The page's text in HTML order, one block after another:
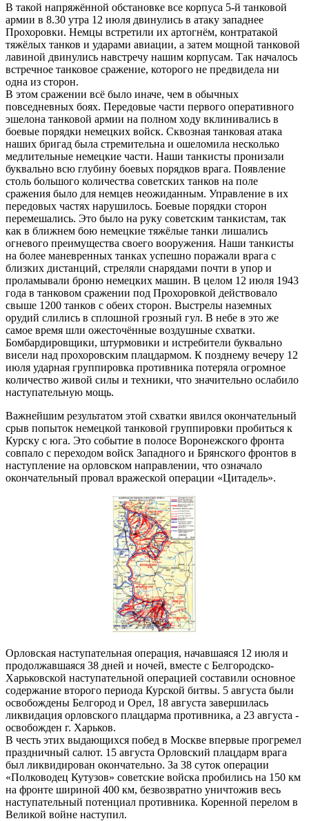
В такой напряжённой обстановке все корпуса 5-й танковой
армии в 8.30 утра 12 июля двинулись в атаку западнее
Прохоровки. Немцы встретили их артогнём, контратакой
тяжёлых танков и ударами авиации, а затем мощной танковой
лавиной двинулись навстречу нашим корпусам. Так началось
встречное танковое сражение, которого не предвидела ни
одна из сторон.
В этом сражении всё было иначе, чем в обычных
повседневных боях. Передовые части первого оперативного
эшелона танковой армии на полном ходу вклинивались в
боевые порядки немецких войск. Сквозная танковая атака
наших бригад была стремительна и ошеломила несколько
медлительные немецкие части. Наши танкисты пронизали
буквально всю глубину боевых порядков врага. Появление
столь большого количества советских танков на поле
сражения было для немцев неожиданным. Управление в их
передовых частях нарушилось. Боевые порядки сторон
перемешались. Это было на руку советским танкистам, так
как в ближнем бою немецкие тяжёлые танки лишались
огневого преимущества своего вооружения. Наши танкисты
на более маневренных танках успешно поражали врага с
близких дистанций, стреляли снарядами почти в упор и
проламывали броню немецких машин. В целом 12 июля 1943
года в танковом сражении под Прохоровкой действовало
свыше 1200 танков с обеих сторон. Выстрелы наземных
орудий слились в сплошной грозный гул. В небе в это же
самое время шли ожесточённые воздушные схватки.
Бомбардировщики, штурмовики и истребители буквально
висели над прохоровским плацдармом. К позднему вечеру 12
июля ударная группировка противника потеряла огромное
количество живой силы и техники, что значительно ослабило
наступательную мощь.
Важнейшим результатом этой схватки явился окончательный
срыв попыток немецкой танковой группировки пробиться к
Курску с юга. Это событие в полосе Воронежского фронта
совпало с переходом войск Западного и Брянского фронтов в
наступление на орловском направлении, что означало
окончательный провал вражеской операции «Цитадель».
Орловская наступательная операция, начавшаяся 12 июля и
продолжавшаяся 38 дней и ночей, вместе с Белгородско-
Харьковской наступательной операцией составили основное
содержание второго периода Курской битвы. 5 августа были
освобождены Белгород и Орел, 18 августа завершилась
ликвидация орловского плацдарма противника, а 23 августа -
освобожден г. Харьков.
В честь этих выдающихся побед в Москве впервые прогремел
праздничный салют. 15 августа Орловский плацдарм врага
был ликвидирован окончательно. За 38 суток операции
«Полководец Кутузов» советские войска пробились на 150 км
на фронте шириной 400 км, безвозвратно уничтожив весь
наступательный потенциал противника. Коренной перелом в
Великой войне наступил.